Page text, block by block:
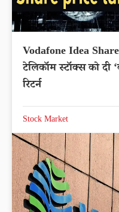
Vodafone Idea
टेलिकॉम स्टॉक्स को दी
रिटर्न
Stock Market